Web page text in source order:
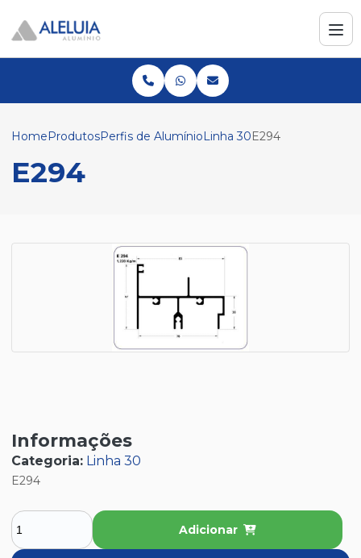
HomeProdutosPerfis de AlumínioLinha 30E294
E294
Informações
Categoria: Linha 30
E294
Adicionar